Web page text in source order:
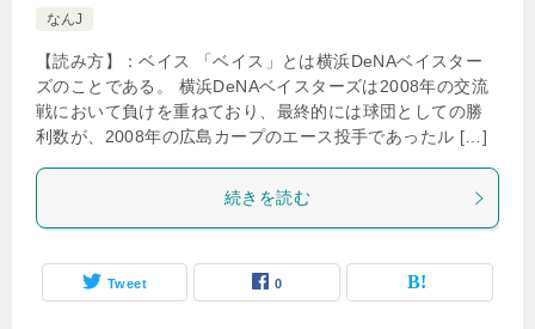
なんJ
【読み方】：ベイス 「ベイス」とは横浜DeNAベイスター
ズのことである。 横浜DeNAベイスターズは2008年の交流
戦において負けを重ねており、最終的には球団としての勝
利数が、2008年の広島カープのエース投手であったル […]
続きを読む
Tweet 0